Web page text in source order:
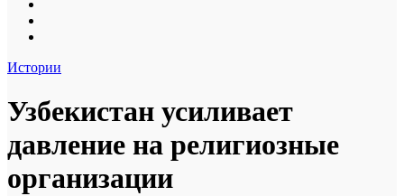
Истории
Узбекистан усиливает
давление на религиозные
организации